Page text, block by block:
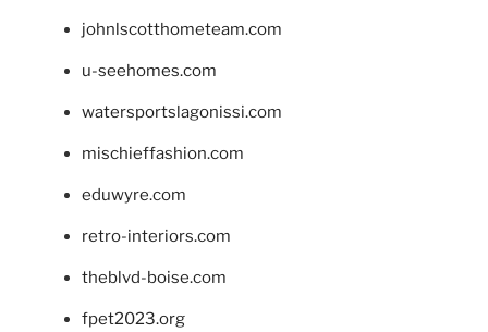
johnlscotthometeam.com
u-seehomes.com
watersportslagonissi.com
mischieffashion.com
eduwyre.com
retro-interiors.com
theblvd-boise.com
fpet2023.org